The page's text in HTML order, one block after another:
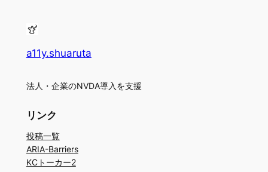
a11y.shuaruta
法人・企業のNVDA導入を支援
リンク
投稿一覧
ARIA-Barriers
KCトーカー2